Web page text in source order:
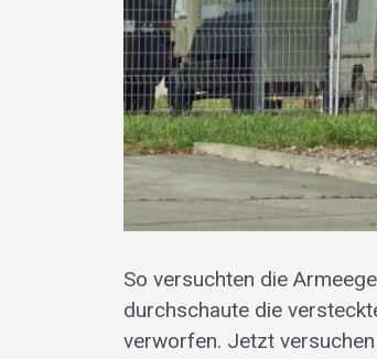
So versuchten die
durchschaute die
verworfen. Jetzt